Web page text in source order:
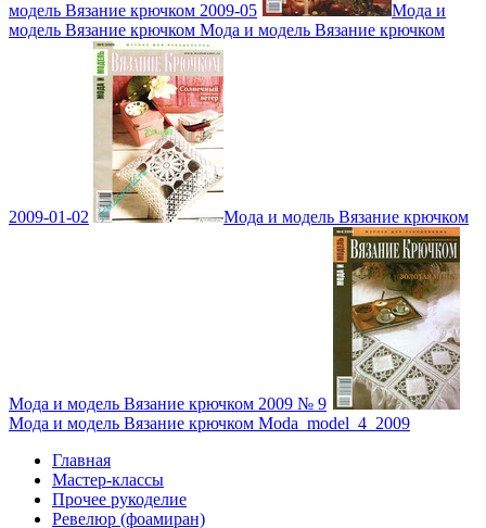
модель Вязание крючком 2009-05
Мода и
модель Вязание крючком Мода и модель Вязание крючком
2009-01-02 Мода и модель Вязание крючком
Мода и модель Вязание крючком 2009 № 9
Мода и модель Вязание крючком Moda_model_4_2009
Главная
Мастер-классы
Прочее рукоделие
Ревелюр (фоамиран)